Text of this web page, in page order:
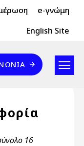
e-γνώμη
English Site
16